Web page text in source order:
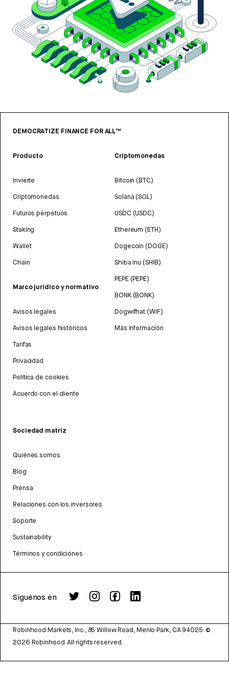
DEMOCRATIZE FINANCE FOR ALL™
Producto
Invierte
Criptomonedas
Futuros perpetuos
Staking
Wallet
Chain
Marco jurídico y normativo
Avisos legales
Avisos legales históricos
Tarifas
Privacidad
Política de cookies
Acuerdo con el cliente
Criptomonedas
Bitcoin (BTC)
Solana (SOL)
USDC (USDC)
Ethereum (ETH)
Dogecoin (DOGE)
Shiba Inu (SHIB)
PEPE (PEPE)
BONK (BONK)
Dogwifhat (WIF)
Más información
Sociedad matriz
Quiénes somos
Blog
Prensa
Relaciones con los inversores
Soporte
Sustainability
Términos y condiciones
Síguenos en
Robinhood Markets, Inc., 85 Willow Road, Menlo Park, CA 94025. ©
2026 Robinhood. All rights reserved.